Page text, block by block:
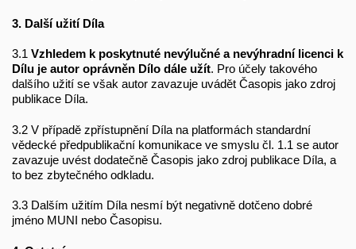
3. Další užití Díla
3.1 Vzhledem k poskytnuté nevýlučné a nevýhradní licenci k
Dílu je autor oprávněn Dílo dále užít. Pro účely takového
dalšího užití se však autor zavazuje uvádět Časopis jako zdroj
publikace Díla.
3.2 V případě zpřístupnění Díla na platformách standardní
vědecké předpublikační komunikace ve smyslu čl. 1.1 se autor
zavazuje uvést dodatečně Časopis jako zdroj publikace Díla, a
to bez zbytečného odkladu.
3.3 Dalším užitím Díla nesmí být negativně dotčeno dobré
jméno MUNI nebo Časopisu.